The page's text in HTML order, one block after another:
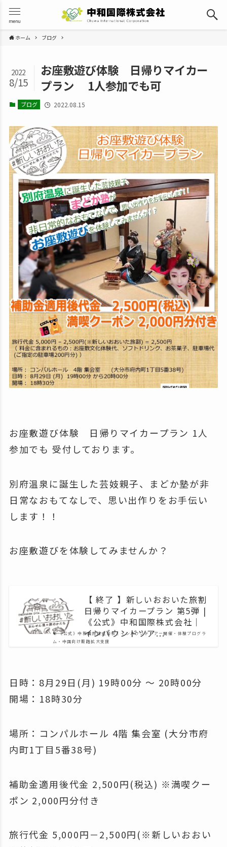
menu
ホーム ブログ
お座敷遊び体験 日帰りマイカー
プラン 1人参加でも可
2022
8/15
ブログ 2022.08.15
お座敷遊び体験 日帰りマイカープラン 1人
参加でも 受付しております。
別府温泉に誕生した芸妓親子、まどか塾が非
日常なおもてなしで、思い出作りをお手伝い
します！！
お座敷遊びを体験してみませんか？
《公式》中和国際株式会社｜インバウンドツアー開催・体験プログラ
ム・中国向け販路拡大支援
【 終了 】新しいおおいた旅割
日帰りマイカープラン 第5弾 |
《公式》中和国際株式会社｜
インバウンドツア...
日時：8月29日(月) 19時00分 ～ 20時00分
開場：18時30分
場所：コンパルホール 4階 集会室 (大分市府
内町1丁目5番38号)
補助金適用後代金 2,500円(税込) ※満喫クー
ポン 2,000円分付き
旅行代金 5,000円－2,500円(※新しいおおい